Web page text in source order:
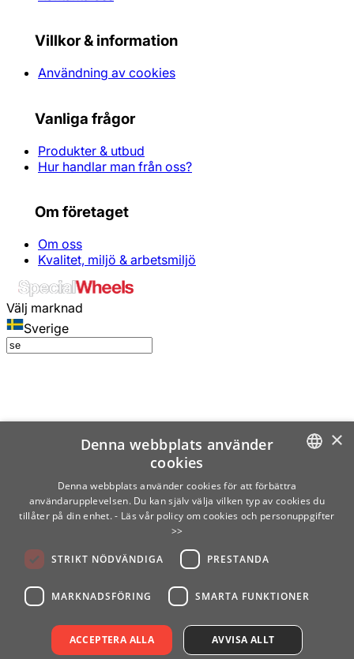
Villkor & information
Användning av cookies
Vanliga frågor
Produkter & utbud
Hur handlar man från oss?
Om företaget
Om oss
Kvalitet, miljö & arbetsmiljö
Välj marknad
Sverige
SWEDISH
×
Denna webbplats använder
cookies
Denna webbplats använder cookies för att förbättra
användarupplevelsen. Du kan själv välja vilken typ av cookies du
tillåter på din enhet. - Läs vår policy om cookies och personuppgifter
>>
STRIKT NÖDVÄNDIGA PRESTANDA
MARKNADSFÖRING SMARTA FUNKTIONER
ACCEPTERA ALLA AVVISA ALLT